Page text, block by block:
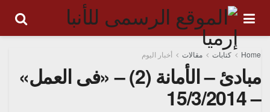
Home كتابات مقالات أخبار اليوم
مبادئ – الأمانة (2) – «فى العمل»
– 15/3/2014